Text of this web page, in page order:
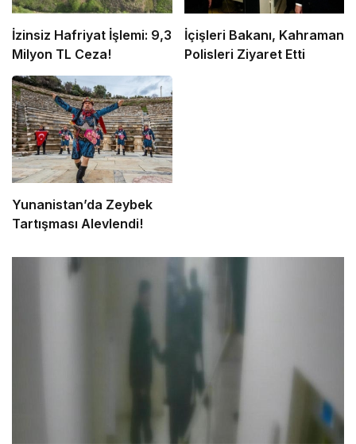
İzinsiz Hafriyat İşlemi: 9,3
Milyon TL Ceza!
İçişleri Bakanı, Kahraman
Polisleri Ziyaret Etti
Yunanistan’da Zeybek
Tartışması Alevlendi!